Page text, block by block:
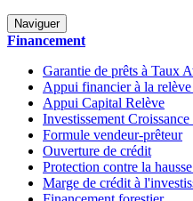
Naviguer
Financement
Garantie de prêts à Taux
Appui financier à la
Appui Capital Relève
Investissement
Formule vendeur-prêteur
Ouverture de crédit
Protection contre la
Marge de crédit à